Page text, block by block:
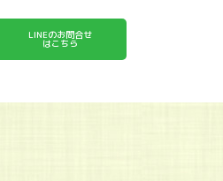
LINEのお問合せ
はこちら